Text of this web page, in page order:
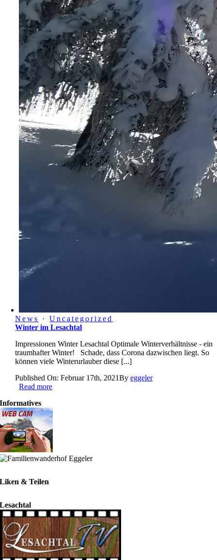
News ·Uncategorized
Winter im Lesachtal
Impressionen Winter Lesachtal Optimale Winterverhältnisse - ein
traumhafter Winter! Schade, dass Corona dazwischen liegt. So
können viele Winterurlauber diese [...]
Published On: Februar 17th, 2021Byeggeler
Read more
Informatives
Liken & Teilen
Lesachtal